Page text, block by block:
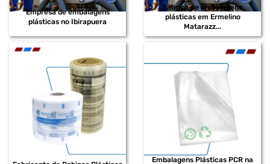
FORNECEDOR DE BOBINAS PLÁSTICAS RECICLADAS
FORNECEDOR DE EMBALAGENS EM POLIETILENO
FORNECEDOR DE EMBALAGENS SHRINK
FORNECEDOR DE SACOS PLÁSTICOS EM EVA
DISTRIBUIDOR DE SACOS PLÁSTICOS RECICLADOS
DISTRIBUIDOR DE BOBINAS PLÁSTICAS PARA INDÚSTRIA
DISTRIBUIDOR DE EMBALAGENS PEAD
Empresa de embalagens
plásticas no Ibirapuera
Fábrica de embalagens
plásticas em Ermelino
Matarazz...
Embalagens Plásticas PCR na